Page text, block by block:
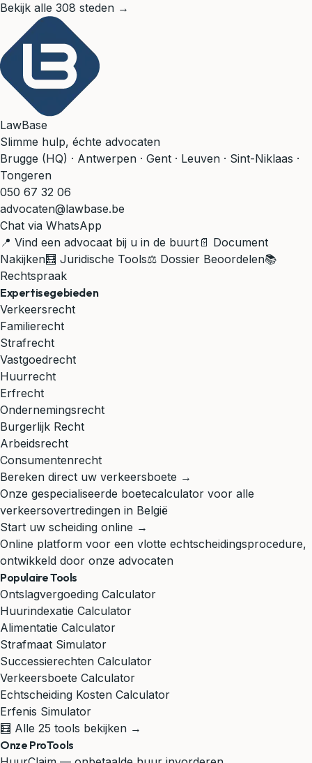
Bekijk alle 308 steden →
LawBase
Slimme hulp, échte advocaten
Brugge (HQ) · Antwerpen · Gent · Leuven · Sint-Niklaas ·
Tongeren
050 67 32 06
advocaten@lawbase.be
Chat via WhatsApp
📍 Vind een advocaat bij u in de buurt 📄 Document
Nakijken🧮 Juridische Tools⚖️ Dossier Beoordelen📚
Rechtspraak
Expertisegebieden
Verkeersrecht
Familierecht
Strafrecht
Vastgoedrecht
Huurrecht
Erfrecht
Ondernemingsrecht
Burgerlijk Recht
Arbeidsrecht
Consumentenrecht
Bereken direct uw verkeersboete →
Onze gespecialiseerde boetecalculator voor alle
verkeersovertredingen in België
Start uw scheiding online →
Online platform voor een vlotte echtscheidingsprocedure,
ontwikkeld door onze advocaten
Populaire Tools
Ontslagvergoeding Calculator
Huurindexatie Calculator
Alimentatie Calculator
Strafmaat Simulator
Successierechten Calculator
Verkeersboete Calculator
Echtscheiding Kosten Calculator
Erfenis Simulator
🧮 Alle 25 tools bekijken →
Onze ProTools